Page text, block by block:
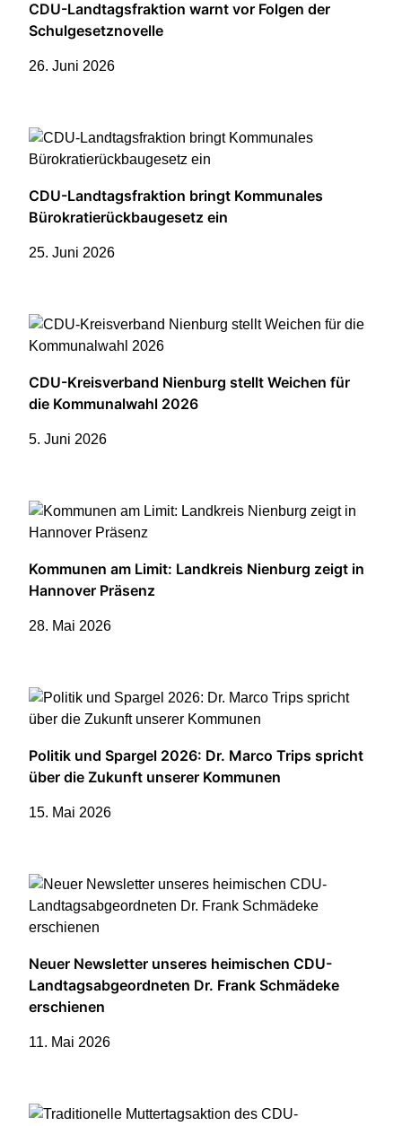
CDU-Landtagsfraktion warnt vor Folgen der
Schulgesetznovelle
26. Juni 2026
CDU-Landtagsfraktion bringt Kommunales
Bürokratierückbaugesetz ein
25. Juni 2026
CDU-Kreisverband Nienburg stellt Weichen für
die Kommunalwahl 2026
5. Juni 2026
Kommunen am Limit: Landkreis Nienburg zeigt in
Hannover Präsenz
28. Mai 2026
Politik und Spargel 2026: Dr. Marco Trips spricht
über die Zukunft unserer Kommunen
15. Mai 2026
Neuer Newsletter unseres heimischen CDU-
Landtagsabgeordneten Dr. Frank Schmädeke
erschienen
11. Mai 2026